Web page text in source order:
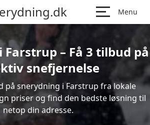
Menu
– Få 3 tilbud på
snefjernelse
på snerydning i Farstrup fra lokale
priser og find den bedste løsning til
netop din adresse.